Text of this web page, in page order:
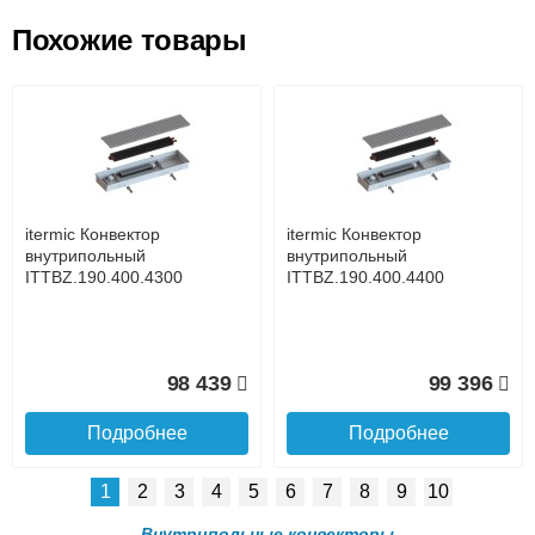
услуга платная
внутрипольный
ITT.190.400.3000
внутрипольный
ITT.190.400.3100
itermic Конвектор
внутрипольный
itermic Конвектор
Похожие товары
itermic Конвектор
внутрипольный
ITTBZ.190.400.4300
98 439
Подробнее
itermic Конвектор
внутрипольный
ITTBZ.190.400.4400
99 396
Подробнее
1 2 3 4 5 6 7 8 9 10